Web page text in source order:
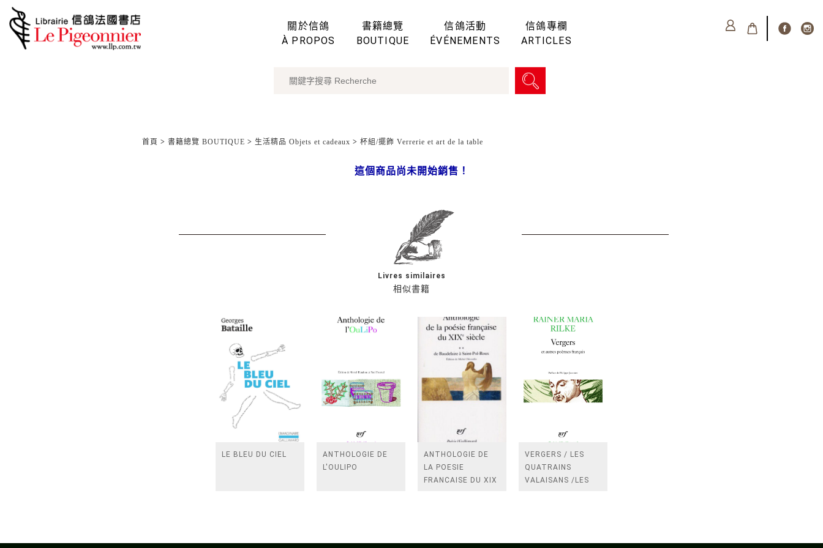
關於信鴿
À PROPOS
書籍總覽
BOUTIQUE
信鴿活動
ÉVÉNEMENTS
信鴿專欄
ARTICLES
首頁 > 書籍總覽 BOUTIQUE > 生活精品 Objets et cadeaux > 杯組/擺飾 Verrerie et art de la table
這個商品尚未開始銷售！
相似書籍
Livres similaires
LE BLEU DU CIEL
ANTHOLOGIE DE
L'OULIPO
ANTHOLOGIE DE
LA POESIE
FRANCAISE DU XIX
VERGERS / LES
QUATRAINS
VALAISANS /LES